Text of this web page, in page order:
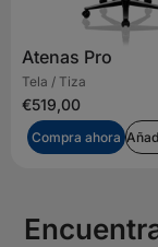
Atenas Pro
Tela / Tiza
€519,00
Compra ahora